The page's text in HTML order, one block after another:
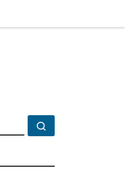
SUCHE